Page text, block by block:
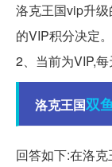
洛克王国vip升
的VIP积分决定
2、当前为VIP,
洛克王国双
回答如下:在洛